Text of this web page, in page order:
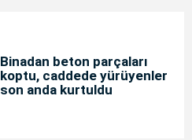
Binadan beton parçaları
koptu, caddede yürüyenler
son anda kurtuldu